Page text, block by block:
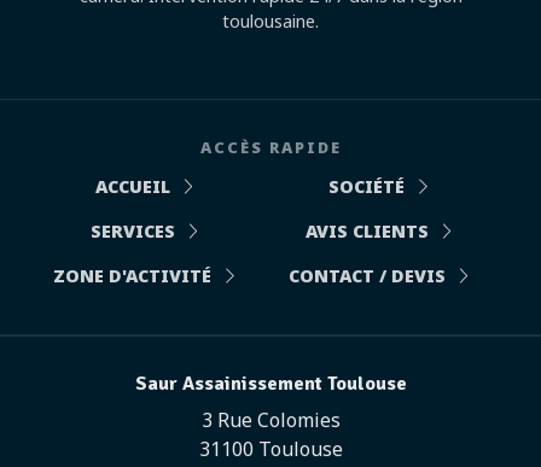
toulousaine.
ACCÈS RAPIDE
ACCUEIL
SOCIÉTÉ
SERVICES
AVIS CLIENTS
ZONE D'ACTIVITÉ
CONTACT / DEVIS
Saur Assainissement Toulouse
3 Rue Colomies
31100 Toulouse